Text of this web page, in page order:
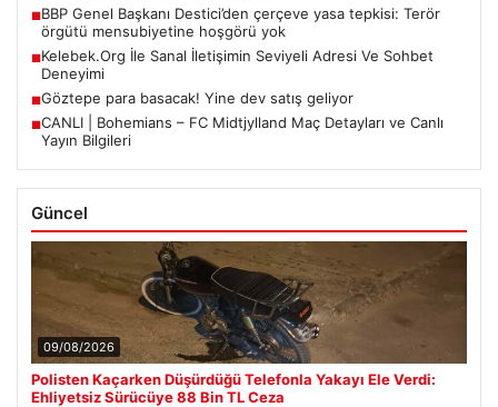
■BBP Genel Başkanı Destici’den çerçeve yasa tepkisi: Terör
örgütü mensubiyetine hoşgörü yok
■Kelebek.Org İle Sanal İletişimin Seviyeli Adresi Ve Sohbet
Deneyimi
■Göztepe para basacak! Yine dev satış geliyor
■CANLI | Bohemians – FC Midtjylland Maç Detayları ve Canlı
Yayın Bilgileri
Güncel
09/08/2026
Polisten Kaçarken Düşürdüğü Telefonla Yakayı Ele Verdi:
Ehliyetsiz Sürücüye 88 Bin TL Ceza